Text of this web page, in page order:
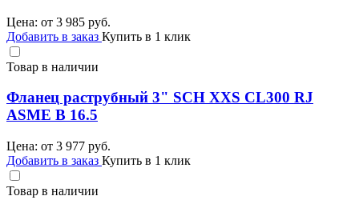
Цена: от 3 985 руб.
Добавить в заказ Купить в 1 клик
Товар в наличии
Фланец раструбный 3" SCH XXS CL300 RJ
ASME B 16.5
Цена: от 3 977 руб.
Добавить в заказ Купить в 1 клик
Товар в наличии